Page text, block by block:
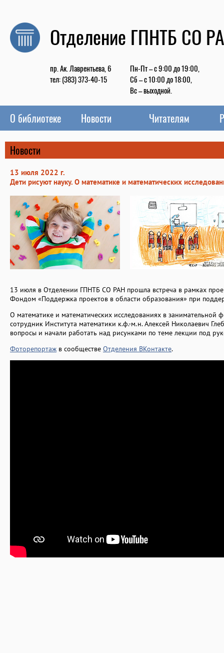
Отделение ГПНТБ СО
пр. Ак. Лаврентьева, 6
тел: (383) 373-40-15
Пн-Пт – с 9:00 до 19:00,
Сб – с 10:00 до 18:00,
Вс – выходной.
О библиотеке Новости Читателям
Новости
13 июля 2022 г.
Дети рисуют науку. О математике и математических
13 июля в Отделении ГПНТБ СО РАН прошла встреча в рамках
Фондом «Поддержка проектов в области образования» при
О математике и математических исследованиях в занимательной
сотрудник Института математики к.ф.-м.н. Алексей Николаевич
вопросы и начали работать над рисунками по теме лекции под
Фоторепортаж в сообществе Отделения ВКонтакте.